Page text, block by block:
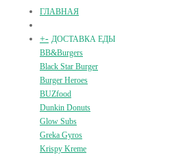
ГЛАВНАЯ
+- ДОСТАВКА ЕДЫ
BB&Burgers
Black Star Burger
Burger Heroes
BUZfood
Dunkin Donuts
Glow Subs
Greka Gyros
Krispy Kreme